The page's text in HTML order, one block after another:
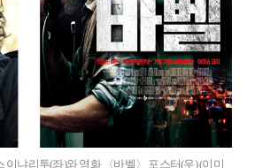
이냐리투(좌)와 영화 〈바벨〉 포스터(우) (이미